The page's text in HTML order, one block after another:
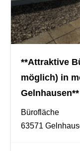
**Attraktive
möglich) in
Gelnhausen**
Bürofläche
63571